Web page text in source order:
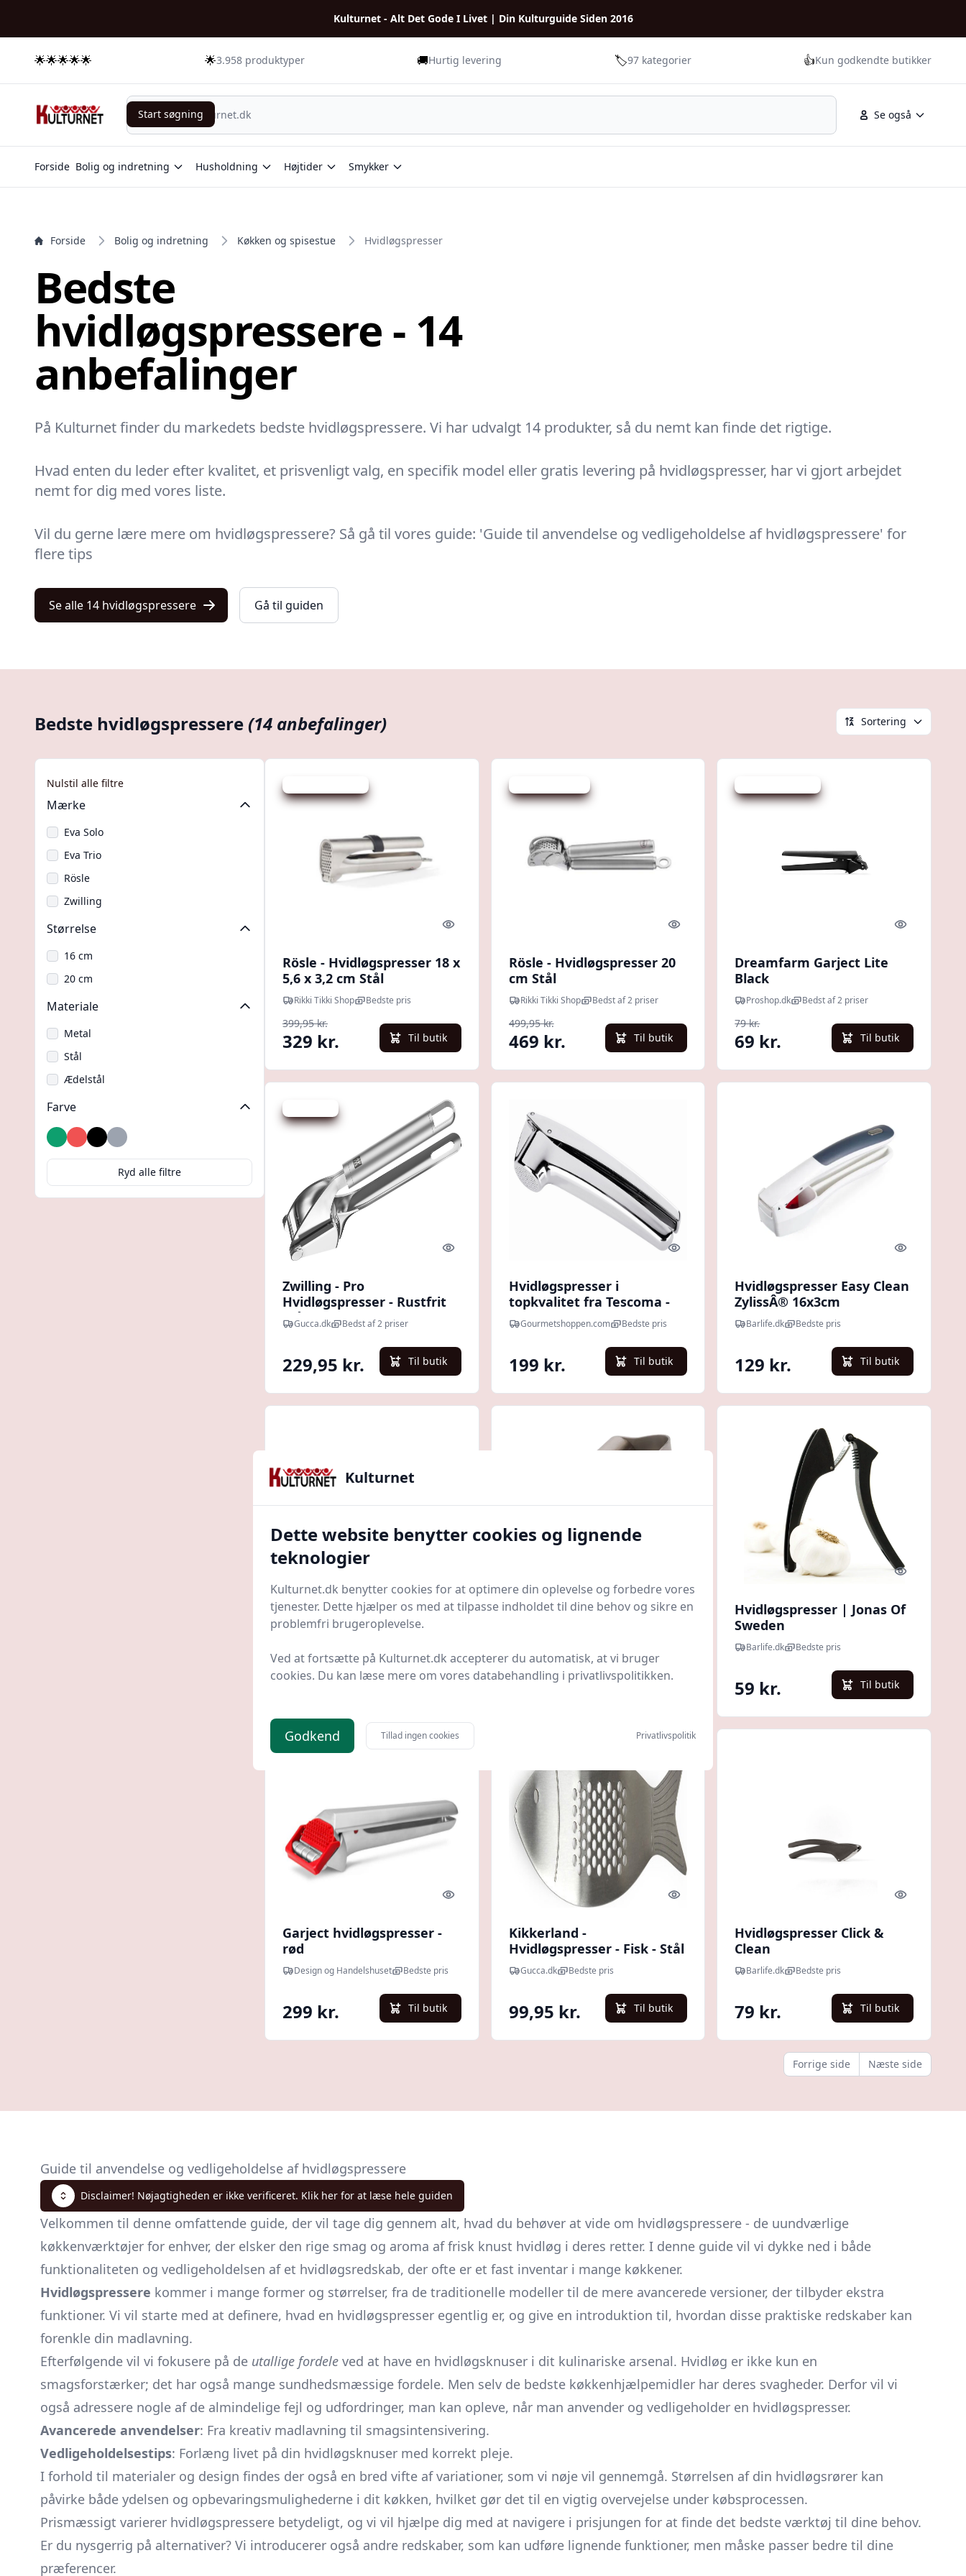
Kulturnet - Alt Det Gode I Livet | Din Kulturguide Siden 2016
🌟🌟🌟🌟🌟 🌟3.958 produktyper 🚚Hurtig levering 🏷️97 kategorier 👍Kun godkendte butikker
Se også
Start søgning
Start søgning
Forside Bolig og indretning Husholdning Højtider Smykker
Forside Bolig og indretning Køkken og spisestue Hvidløgspresser
Bedste
hvidløgspressere - 14
anbefalinger
På Kulturnet finder du markedets bedste hvidløgspressere. Vi har udvalgt 14 produkter, så du nemt kan finde det rigtige.
Hvad enten du leder efter kvalitet, et prisvenligt valg, en specifik model eller gratis levering på hvidløgspresser, har vi gjort arbejdet
nemt for dig med vores liste.
Vil du gerne lære mere om hvidløgspressere? Så gå til vores guide: 'Guide til anvendelse og vedligeholdelse af hvidløgspressere' for
flere tips
Se alle 14 hvidløgspressere Gå til guiden
Bedste hvidløgspressere(14 anbefalinger) Sortering
Nulstil alle filtre
Mærke
Eva Solo
Eva Trio
Rösle
Zwilling
Størrelse
16 cm
20 cm
Materiale
Metal
Stål
Ædelstål
Farve
GrønRødSortSølv
Ryd alle filtre
Quick look
Rösle - Hvidløgspresser 18 x
5,6 x 3,2 cm Stål
Rikki Tikki Shop Bedste pris
399,95 kr.
329 kr. Til butik
Quick look
Rösle - Hvidløgspresser 20
cm Stål
Rikki Tikki Shop Bedst af 2 priser
499,95 kr.
469 kr. Til butik
Quick look
Dreamfarm Garject Lite
Black
Proshop.dk Bedst af 2 priser
79 kr.
69 kr. Til butik
Quick look
Zwilling - Pro
Hvidløgspresser - Rustfrit
Stål - 20 Cm
Gucca.dk Bedst af 2 priser
229,95 kr. Til butik
Quick look
Hvidløgspresser i
topkvalitet fra Tescoma -
Billig fragt
Gourmetshoppen.com Bedste pris
199 kr. Til butik
Quick look
Hvidløgspresser Easy Clean
ZylissÂ® 16x3cm
Barlife.dk Bedste pris
129 kr. Til butik
Hvidløgspresser Med Soft
Grip Håndtag | Royal Series
59 kr. Til butik
Hvidløgspresser Med
49 kr. Til butik
Quick look
Hvidløgspresser | Jonas Of
Sweden
Barlife.dk Bedste pris
59 kr. Til butik
Quick look
Garject hvidløgspresser -
rød
Design og Handelshuset Bedste pris
299 kr. Til butik
Quick look
Kikkerland -
Hvidløgspresser - Fisk - Stål
Gucca.dk Bedste pris
99,95 kr. Til butik
Quick look
Hvidløgspresser Click &
Clean
Barlife.dk Bedste pris
79 kr. Til butik
Forrige side Næste side
Guide til anvendelse og vedligeholdelse af hvidløgspressere
Disclaimer! Nøjagtigheden er ikke verificeret. Klik her for at læse hele guiden
Velkommen til denne omfattende guide, der vil tage dig gennem alt, hvad du behøver at vide om hvidløgspressere - de uundværlige
køkkenværktøjer for enhver, der elsker den rige smag og aroma af frisk knust hvidløg i deres retter. I denne guide vil vi dykke ned i både
funktionaliteten og vedligeholdelsen af et hvidløgsredskab, der ofte er et fast inventar i mange køkkener.
Hvidløgspressere kommer i mange former og størrelser, fra de traditionelle modeller til de mere avancerede versioner, der tilbyder ekstra
funktioner. Vi vil starte med at definere, hvad en hvidløgspresser egentlig er, og give en introduktion til, hvordan disse praktiske redskaber kan
forenkle din madlavning.
Efterfølgende vil vi fokusere på de utallige fordele ved at have en hvidløgsknuser i dit kulinariske arsenal. Hvidløg er ikke kun en
smagsforstærker; det har også mange sundhedsmæssige fordele. Men selv de bedste køkkenhjælpemidler har deres svagheder. Derfor vil vi
også adressere nogle af de almindelige fejl og udfordringer, man kan opleve, når man anvender og vedligeholder en hvidløgspresser.
Avancerede anvendelser: Fra kreativ madlavning til smagsintensivering.
Vedligeholdelsestips: Forlæng livet på din hvidløgsknuser med korrekt pleje.
I forhold til materialer og design findes der også en bred vifte af variationer, som vi nøje vil gennemgå. Størrelsen af din hvidløgsrører kan
påvirke både ydelsen og opbevaringsmulighederne i dit køkken, hvilket gør det til en vigtig overvejelse under købsprocessen.
Prismæssigt varierer hvidløgspressere betydeligt, og vi vil hjælpe dig med at navigere i prisjungen for at finde det bedste værktøj til dine behov.
Er du nysgerrig på alternativer? Vi introducerer også andre redskaber, som kan udføre lignende funktioner, men måske passer bedre til dine
præferencer.
Kulturnet
Dette website benytter cookies og lignende
teknologier
Kulturnet.dk benytter cookies for at optimere din oplevelse og forbedre vores
tjenester. Dette hjælper os med at tilpasse indholdet til dine behov og sikre en
problemfri brugeroplevelse.
Ved at fortsætte på Kulturnet.dk accepterer du automatisk, at vi bruger
cookies. Du kan læse mere om vores databehandling i privatlivspolitikken.
Godkend Tillad ingen cookies Privatlivspolitik